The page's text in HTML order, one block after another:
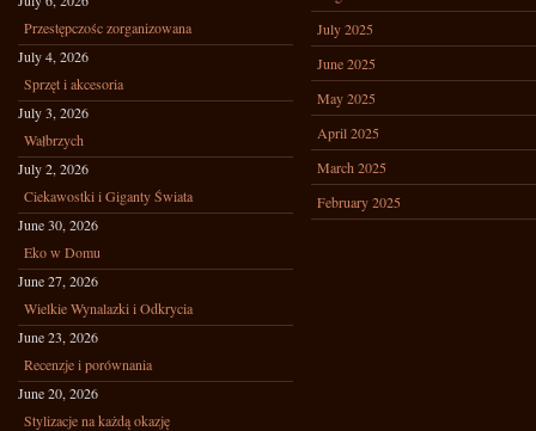
Przestępczośc zorganizowana
July 4, 2026
Sprzęt i akcesoria
July 3, 2026
Wałbrzych
July 2, 2026
Ciekawostki i Giganty Świata
June 30, 2026
Eko w Domu
June 27, 2026
Wielkie Wynalazki i Odkrycia
June 23, 2026
Recenzje i porównania
June 20, 2026
Stylizacje na każdą okazję
July 2025
June 2025
May 2025
April 2025
March 2025
February 2025